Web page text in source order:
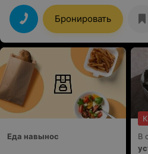
это порезанное желе, попили
голодными, заказ ждали прилично
Бронировать
Еда навынос
В